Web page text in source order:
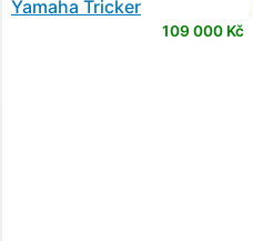
Yamaha Tricker
109 000 Kč